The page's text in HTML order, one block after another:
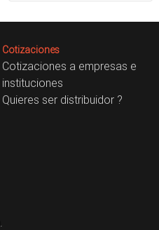
Cotizaciones
Cotizaciones a empresas e
instituciones
Quieres ser distribuidor ?